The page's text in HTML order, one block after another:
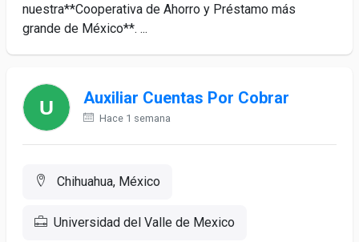
nuestra**Cooperativa de Ahorro y Préstamo más
grande de México**. ...
Auxiliar Cuentas Por Cobrar
Hace 1 semana
Chihuahua, México
Universidad del Valle de Mexico